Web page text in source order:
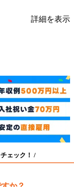
詳細を表示
ェック！ /